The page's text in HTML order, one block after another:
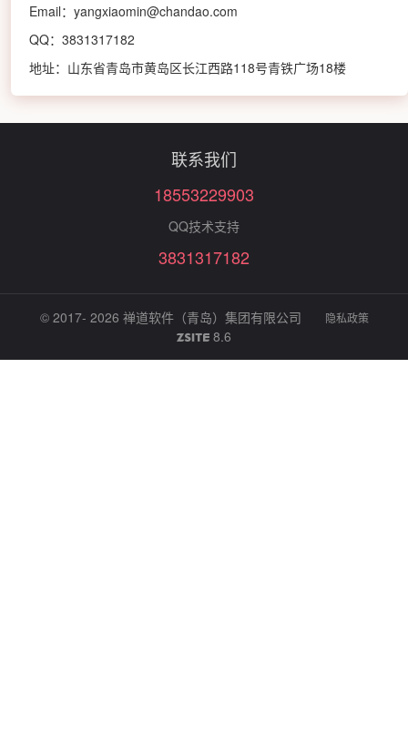
Email：yangxiaomin@chandao.com
QQ：3831317182
地址：山东省青岛市黄岛区长江西路118号青铁广场18楼
联系我们
18553229903
QQ技术支持
3831317182
© 2017- 2026 禅道软件（青岛）集团有限公司 隐私政策
8.6